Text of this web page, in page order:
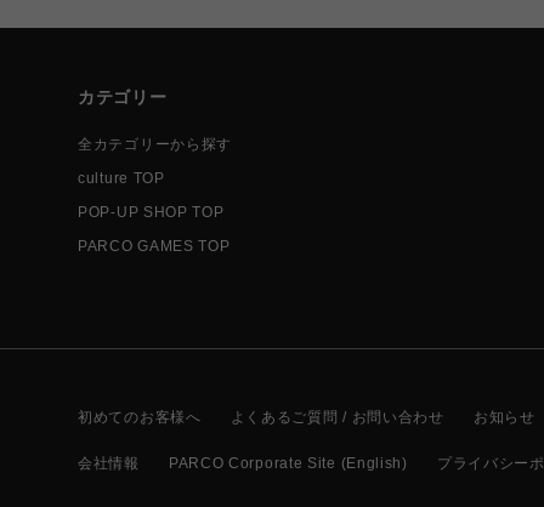
カテゴリー
全カテゴリーから探す
culture TOP
POP-UP SHOP TOP
PARCO GAMES TOP
初めてのお客様へ よくあるご質問 / お問い合わせ お知らせ
会社情報 PARCO Corporate Site (English) プライバシー